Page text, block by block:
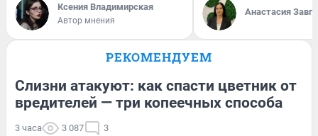
Ксения Владимирская
Автор мнения
Анастасия
РЕКОМЕНДУЕМ
Слизни атакуют: как спасти цветник от
вредителей — три копеечных способа
3 часа 3 087 3